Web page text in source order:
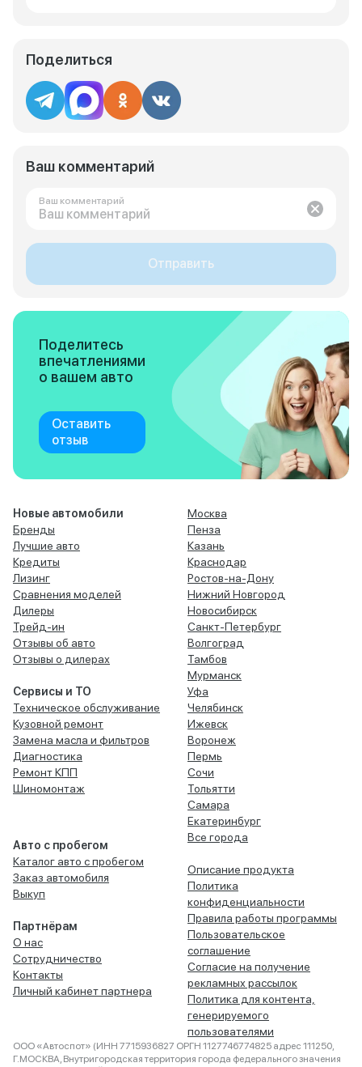
Поделиться
Ваш комментарий
Ваш комментарий
Отправить
Поделитесь
впечатлениями
о вашем авто
Оставить
отзыв
Новые автомобили
Бренды
Лучшие авто
Кредиты
Лизинг
Сравнения моделей
Дилеры
Трейд-ин
Отзывы об авто
Отзывы о дилерах
Сервисы и ТО
Техническое обслуживание
Кузовной ремонт
Замена масла и фильтров
Диагностика
Ремонт КПП
Шиномонтаж
Авто с пробегом
Каталог авто с пробегом
Заказ автомобиля
Выкуп
Партнёрам
О нас
Сотрудничество
Контакты
Личный кабинет партнера
Москва
Пенза
Казань
Краснодар
Ростов-на-Дону
Нижний Новгород
Новосибирск
Санкт-Петербург
Волгоград
Тамбов
Мурманск
Уфа
Челябинск
Ижевск
Воронеж
Пермь
Сочи
Тольятти
Самара
Екатеринбург
Все города
Описание продукта
Политика
конфиденциальности
Правила работы программы
Пользовательское
соглашение
Согласие на получение
рекламных рассылок
Политика для контента,
генерируемого
пользователями
ООО «Автоспот» (ИНН 7715936827 ОРГН 1127746774825 адрес 111250,
Г.МОСКВА, Внутригородская территория города федерального значения